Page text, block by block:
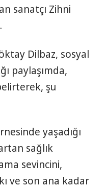
sanatçı Zihni
Dilbaz, sosyal
paylaşımda,
şu
yaşadığı
sağlık
sevincini,
ve son ana kadar